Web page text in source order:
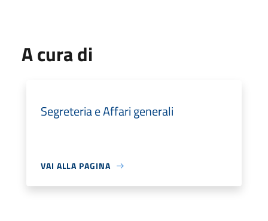
A cura di
Segreteria e Affari generali
VAI ALLA PAGINA